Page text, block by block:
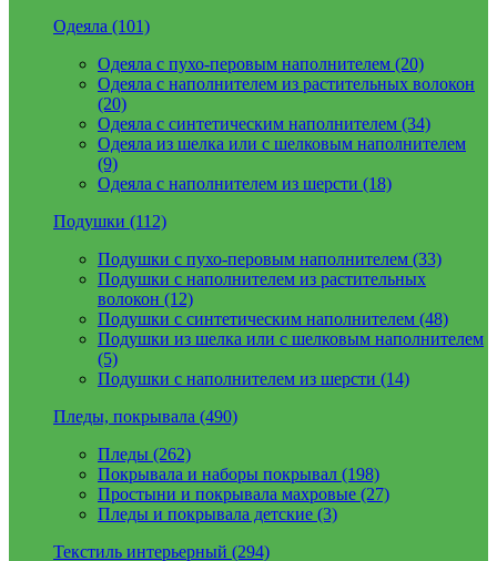
Одеяла (101)
Одеяла с пухо-перовым наполнителем (20)
Одеяла с наполнителем из растительных волокон
(20)
Одеяла с синтетическим наполнителем (34)
Одеяла из шелка или с шелковым наполнителем
(9)
Одеяла с наполнителем из шерсти (18)
Подушки (112)
Подушки с пухо-перовым наполнителем (33)
Подушки с наполнителем из растительных
волокон (12)
Подушки с синтетическим наполнителем (48)
Подушки из шелка или с шелковым наполнителем
(5)
Подушки с наполнителем из шерсти (14)
Пледы, покрывала (490)
Пледы (262)
Покрывала и наборы покрывал (198)
Простыни и покрывала махровые (27)
Пледы и покрывала детские (3)
Текстиль интерьерный (294)